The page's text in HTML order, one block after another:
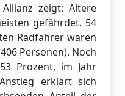
zeigt: Ältere
gefährdet. 54
Radfahrer waren
Personen). Noch
Prozent, im Jahr
erklärt sich